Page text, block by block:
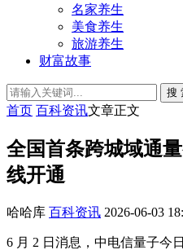
名家养生
美食养生
旅游养生
财富故事
搜
首页 百科资讯文章正文
全国首条跨城域通
线开通
哈哈库 百科资讯 2026-06-03
6 月 2 日消息，中电信量子今